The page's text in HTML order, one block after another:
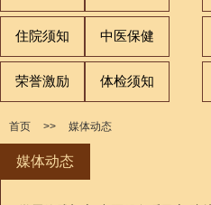
住院须知 中医保健
荣誉激励 体检须知
首页 >> 媒体动态
媒体动态